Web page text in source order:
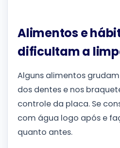
Alimentos e
dificultam a
Alguns alimentos
dos dentes e nos
controle da placa. Se
com água logo após e
quanto antes.